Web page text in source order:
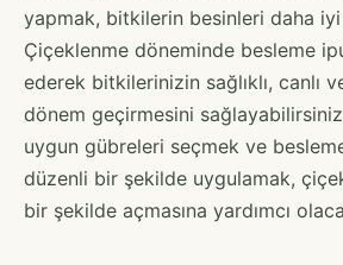
yapmak, bitkilerin besinleri daha
Çiçeklenme döneminde besleme
ederek bitkilerinizin sağlıklı, canlı
dönem geçirmesini
uygun gübreleri seçmek ve
düzenli bir şekilde uygulamak,
bir şekilde açmasına yardımcı